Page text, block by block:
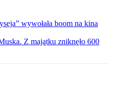
wywołała boom na kina
Z majątku zniknęło 600